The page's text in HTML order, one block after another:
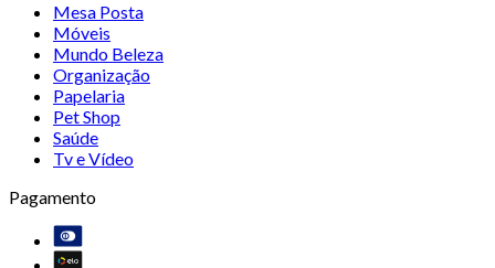
Mesa Posta
Móveis
Mundo Beleza
Organização
Papelaria
Pet Shop
Saúde
Tv e Vídeo
Pagamento